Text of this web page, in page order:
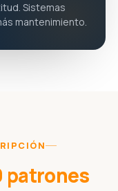
Sistemas
mantenimiento.
patrones